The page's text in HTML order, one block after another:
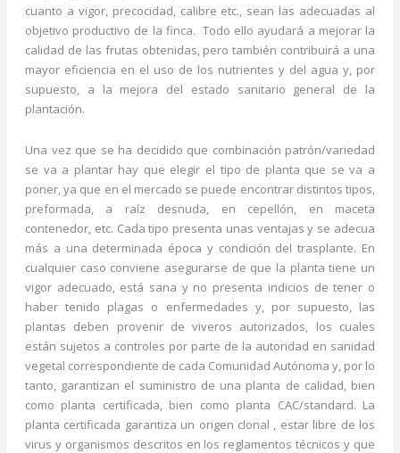
cuanto a vigor, precocidad, calibre etc., sean las adecuadas al
objetivo productivo de la finca. Todo ello ayudará a mejorar la
calidad de las frutas obtenidas, pero también contribuirá a una
mayor eficiencia en el uso de los nutrientes y del agua y, por
supuesto, a la mejora del estado sanitario general de la
plantación.
Una vez que se ha decidido que combinación patrón/variedad
se va a plantar hay que elegir el tipo de planta que se va a
poner, ya que en el mercado se puede encontrar distintos tipos,
preformada, a raíz desnuda, en cepellón, en maceta
contenedor, etc. Cada tipo presenta unas ventajas y se adecua
más a una determinada época y condición del trasplante. En
cualquier caso conviene asegurarse de que la planta tiene un
vigor adecuado, está sana y no presenta indicios de tener o
haber tenido plagas o enfermedades y, por supuesto, las
plantas deben provenir de viveros autorizados, los cuales
están sujetos a controles por parte de la autoridad en sanidad
vegetal correspondiente de cada Comunidad Autónoma y, por lo
tanto, garantizan el suministro de una planta de calidad, bien
como planta certificada, bien como planta CAC/standard. La
planta certificada garantiza un origen clonal , estar libre de los
virus y organismos descritos en los reglamentos técnicos y que